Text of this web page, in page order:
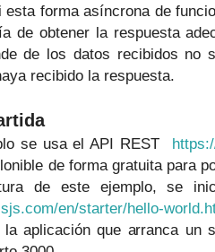
esta forma asíncrona de
de obtener la respuesta
de los datos recibidos no
recibido la respuesta.
se usa el API REST
de forma gratuita para
de este ejemplo, se
en/starter/hello-
aplicación que arranca un